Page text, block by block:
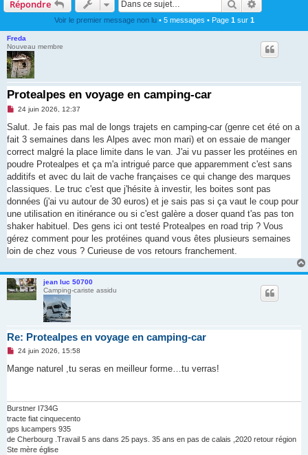
Répondre Rechercher
Voir le premier message non lu• 5 messages • Page 1sur 1
Freda
Nouveau membre
Protealpes en voyage en camping-car
M
s
a
g
n
o
l
u
24 juin 2026, 12:37
Salut. Je fais pas mal de longs trajets en camping-car (genre cet été on a
fait 3 semaines dans les Alpes avec mon mari) et on essaie de manger
correct malgré la place limite dans le van. J'ai vu passer les protéines en
poudre Protealpes et ça m'a intrigué parce que apparemment c'est sans
additifs et avec du lait de vache françaises ce qui change des marques
classiques. Le truc c'est que j'hésite à investir, les boites sont pas
données (j'ai vu autour de 30 euros) et je sais pas si ça vaut le coup pour
une utilisation en itinérance ou si c'est galère a doser quand t'as pas ton
shaker habituel. Des gens ici ont testé Protealpes en road trip ? Vous
gérez comment pour les protéines quand vous êtes plusieurs semaines
loin de chez vous ? Curieuse de vos retours franchement.
jean luc 50700
Camping-cariste assidu
Re: Protealpes en voyage en camping-car
M
s
n
o
l
u
24 juin 2026, 15:58
Mange naturel ,tu seras en meilleur forme…tu verras!
Burstner I734G
tracte fiat cinquecento
gps lucampers 935
de Cherbourg .Travail 5 ans dans 25 pays. 35 ans en pas de calais ,2020 retour région
Ste mère église